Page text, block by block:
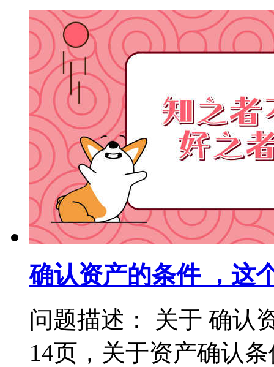
确认资产的条件 ，这
问题描述： 关于 确认
14页，关于资产确认